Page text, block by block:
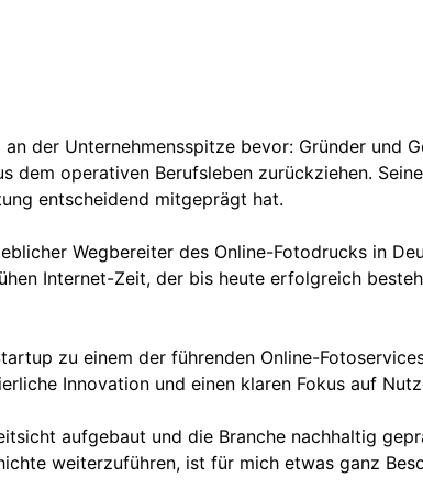
der Unternehmensspitze bevor: Gründer und
dem operativen Berufsleben zurückziehen.
entscheidend mitgeprägt hat.
Wegbereiter des Online-Fotodrucks in
Internet-Zeit, der bis heute erfolgreich
zu einem der führenden Online-
Innovation und einen klaren Fokus auf
aufgebaut und die Branche nachhaltig
weiterzuführen, ist für mich etwas ganz